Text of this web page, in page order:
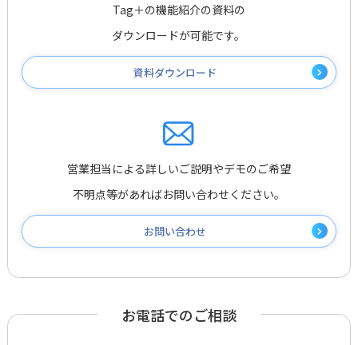
Tag＋の機能紹介の資料の
ダウンロードが可能です。
資料ダウンロード
営業担当による詳しいご説明やデモのご希望
不明点等があればお問い合わせください。
お問い合わせ
お電話でのご相談